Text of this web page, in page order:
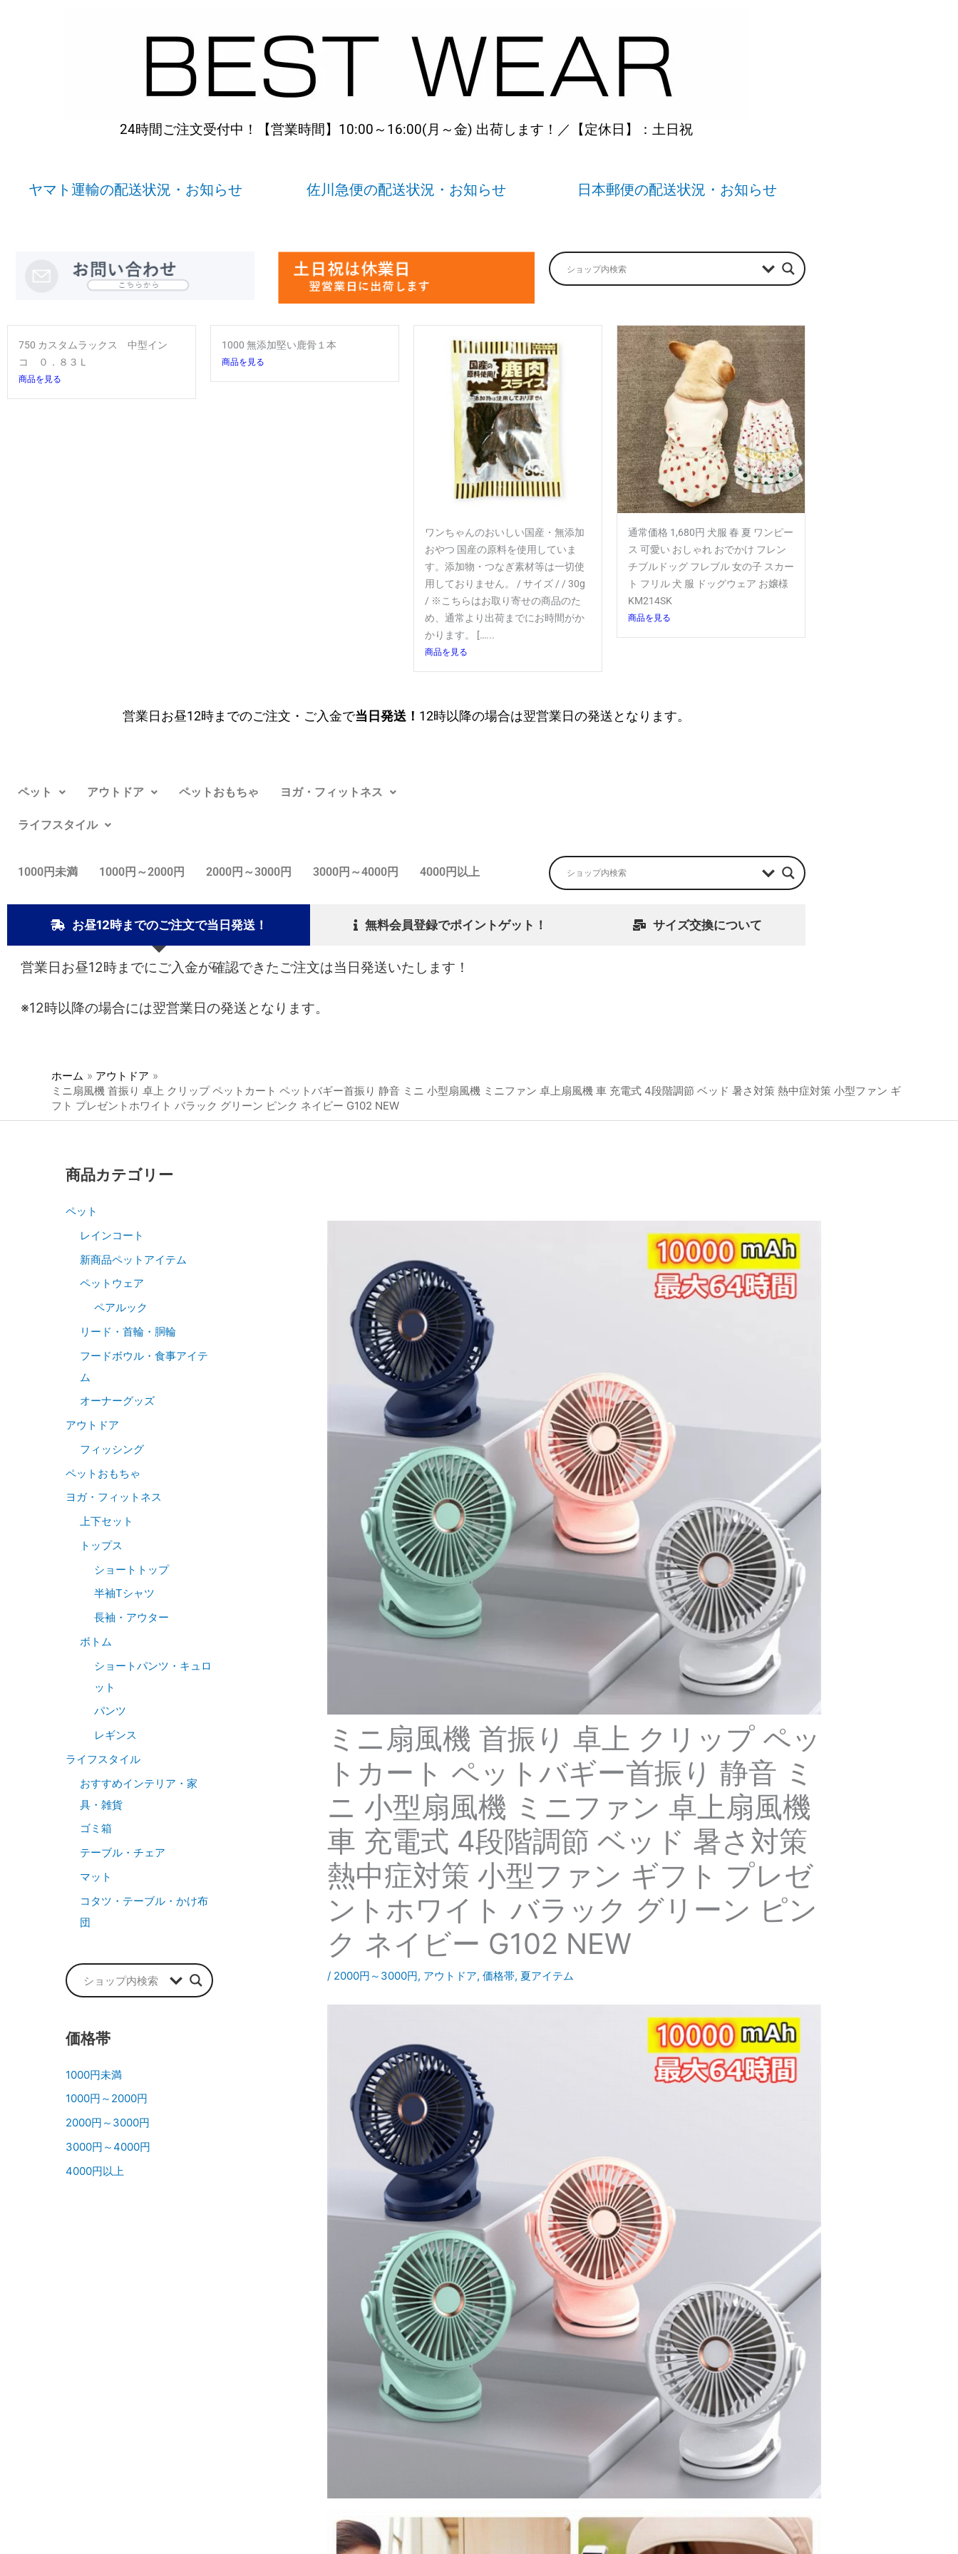
24時間ご注文受付中！【営業時間】10:00～16:00(月～金) 出荷します！／【定休日】：土日祝
ヤマト運輸の配送状況・お知らせ 佐川急便の配送状況・お知らせ 日本郵便の配送状況・お知らせ
750 カスタムラックス 中型イン
コ ０．８３Ｌ
商品を見る
1000 無添加堅い鹿骨１本
商品を見る
ワンちゃんのおいしい国産・無添加
おやつ 国産の原料を使用していま
す。添加物・つなぎ素材等は一切使
用しておりません。 / サイズ / / 30g
/ ※こちらはお取り寄せの商品のた
め、通常より出荷までにお時間がか
かります。 […...
商品を見る
通常価格 1,680円 犬服 春 夏 ワンピー
ス 可愛い おしゃれ おでかけ フレン
チブルドッグ フレブル 女の子 スカー
ト フリル 犬 服 ドッグウェア お嬢様
KM214SK
商品を見る
営業日お昼12時までのご注文・ご入金で当日発送！ 12時以降の場合は翌営業日の発送となります。
ペット アウトドア ペットおもちゃ ヨガ・フィットネス
ライフスタイル
1000円未満 1000円～2000円 2000円～3000円 3000円～4000円 4000円以上
お昼12時までのご注文で当日発送！ 無料会員登録でポイントゲット！ サイズ交換について
営業日お昼12時までにご入金が確認できたご注文は当日発送いたします！
※12時以降の場合には翌営業日の発送となります。
ホーム
アウトドア
ミニ扇風機 首振り 卓上 クリップ ペットカート ペットバギー首振り 静音 ミニ 小型扇風機 ミニファン 卓上扇風機 車 充電式 4段階調節 ベッド 暑さ対策 熱中症対策 小型ファン ギ
フト プレゼントホワイト バラック グリーン ピンク ネイビー G102 NEW
商品カテゴリー
ペット
レインコート
新商品ペットアイテム
ペットウェア
ペアルック
リード・首輪・胴輪
フードボウル・食事アイテ
ム
オーナーグッズ
アウトドア
フィッシング
ペットおもちゃ
ヨガ・フィットネス
上下セット
トップス
ショートトップ
半袖Tシャツ
長袖・アウター
ボトム
ショートパンツ・キュロ
ット
パンツ
レギンス
ライフスタイル
おすすめインテリア・家
具・雑貨
ゴミ箱
テーブル・チェア
マット
コタツ・テーブル・かけ布
団
価格帯
1000円未満
1000円～2000円
2000円～3000円
3000円～4000円
4000円以上
ミニ扇風機 首振り 卓上 クリップ ペッ
トカート ペットバギー首振り 静音 ミ
ニ 小型扇風機 ミニファン 卓上扇風機
車 充電式 4段階調節 ベッド 暑さ対策
熱中症対策 小型ファン ギフト プレゼ
ントホワイト バラック グリーン ピン
ク ネイビー G102 NEW
/ 2000円～3000円, アウトドア, 価格帯, 夏アイテム